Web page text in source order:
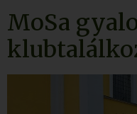
MoSa